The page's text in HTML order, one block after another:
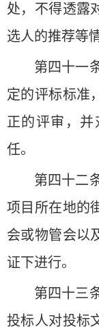
处，不得透露
选人的推荐等
第四十一
定的评标标准
正的评审，
任。
第四十二
项目所在地的
会或物管会以
证下进行。
第四十三
投标人对投标